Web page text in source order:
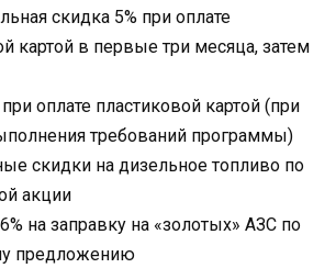
скидка 5% при оплате
картой в первые три месяца, затем
оплате пластиковой картой (при
требований программы)
скидки на дизельное топливо по
акции
на заправку на «золотых» АЗС по
предложению